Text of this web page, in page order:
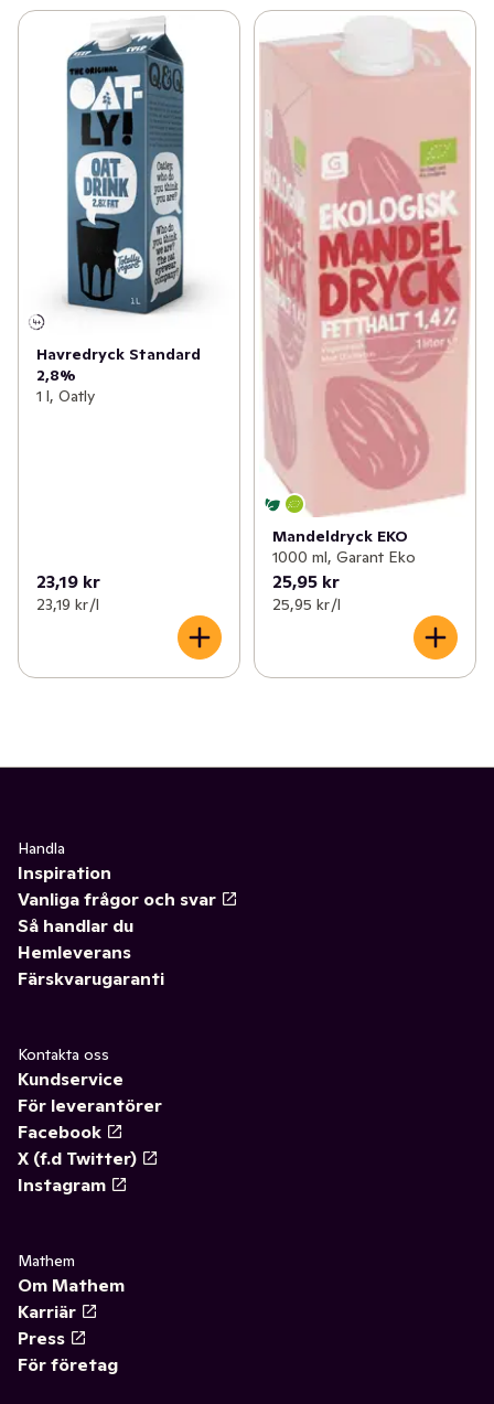
Havredryck Standard
2,8%
1 l, Oatly
23,19 kr
23,19 kr /l
Mandeldryck EKO
1000 ml, Garant Eko
25,95 kr
25,95 kr /l
Handla
Inspiration
Vanliga frågor och svar
Så handlar du
Hemleverans
Färskvarugaranti
Kontakta oss
Kundservice
För leverantörer
Facebook
X (f.d Twitter)
Instagram
Mathem
Om Mathem
Karriär
Press
För företag